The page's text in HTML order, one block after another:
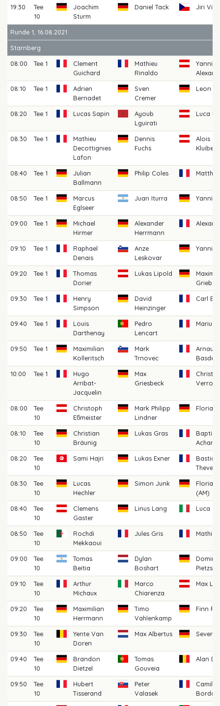
19:30
Tee
10
Joachim
Sturm
Daniel Tack Jiri Vik
Runde 1, 16.08.2021
Starnberg
08:00
Tee 1
Clement
Guichard
Mathieu
Rinaldo
Yannik
08:10
Tee 1
Adrien
Bernadet
Sven
Cremer
Leon
08:20 Tee 1 Lucas Sapin
Ayoub
Lguirati
Luca
08:30 Tee 1
Mathieu
Decottignies
Lafon
Dennis
Fuchs
Alois
08:40 Tee 1
Julian
Ballmann
Philip Coles
08:50 Tee 1
Marcus
Eglseer
Juan Iturra
09:00 Tee 1
Michael
Hirmer
Alexander
Herrmann
09:10 Tee 1
Raphael
Denais
Anze
Leskovar
Yannik
09:20 Tee 1
Thomas
Dorier
Lukas Lipold
Grieb
09:30
Tee 1
Henry
Simpson
David
Heinzinger
Carl
09:40 Tee 1
Louis
Darthenay
Pedro
Lencart
Marius
09:50 Tee 1
Maximilian
Kolleritsch
Mark
Trnovec
Arnaud
10:00
Tee 1
Hugo
Arribat-
Jacquelin
Max
Griesbeck
08:00
Tee
10
Christoph
Eßmeister
Mark Philipp
Lindner
Florian
08:10
Tee
10
Christian
Bräunig
Lukas Gras
Achard
08:20
Tee
10
Sami Hajri Lukas Exner
Bastian
08:30
Tee
10
Lucas
Hechler
Simon Junk
Florian
(AM)
08:40
Tee
10
Clemens
Gaster
Linus Lang Luca
08:50
Tee
10
Rochdi
Mekkaoui
Jules Gris
09:00
Tee
10
Tomas
Beitia
Dylan
Boshart
Pietzsch
09:10
Tee
10
Arthur
Michaux
Marco
Chiarenza
Max
09:20
Tee
10
Maximilian
Herrmann
Timo
Vahlenkamp
Finn
09:30
Tee
10
Yente Van
Doren
Max Albertus
09:40
Tee
10
Brandon
Dietzel
Tomas
Gouveia
Alan
09:50
Tee
10
Hubert
Tisserand
Peter
Valasek
Camille